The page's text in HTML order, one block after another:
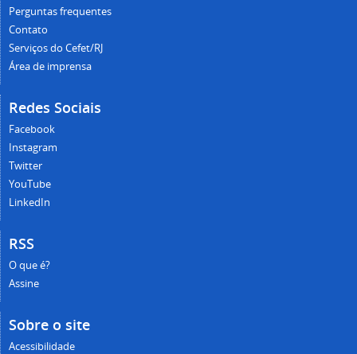
Perguntas frequentes
Contato
Serviços do Cefet/RJ
Área de imprensa
Redes Sociais
Facebook
Instagram
Twitter
YouTube
LinkedIn
RSS
O que é?
Assine
Sobre o site
Acessibilidade